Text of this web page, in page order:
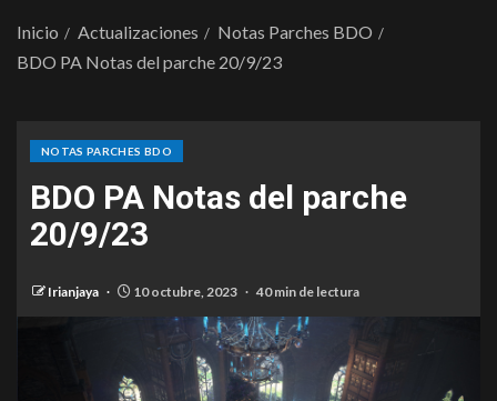
Inicio Actualizaciones
Notas Parches BDO
BDO PA Notas del parche 20/9/23
NOTAS PARCHES BDO
BDO PA Notas del parche
20/9/23
Irianjaya 10 octubre, 2023 40 min de lectura